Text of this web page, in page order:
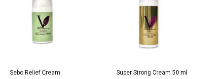
63.46%
Sebo Relief Cream 30%
Super Strong Cream 50 ml